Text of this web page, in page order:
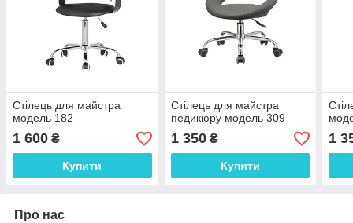
Стілець для майстра
модель 182
1 600 ₴
Купити
Стілець для майстра
педикюру модель 309
1 350₴
Купити
1
Про нас